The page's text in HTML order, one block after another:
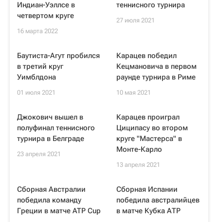
Индиан-Уэллсе в
четвертом круге
16 марта 2022
теннисного турнира
27 июля 2021
Баутиста-Агут пробился
в третий круг
Уимблдона
01 июля 2021
Карацев победил
Кецмановича в первом
раунде турнира в Риме
10 мая 2021
Джокович вышел в
полуфинал теннисного
турнира в Белграде
23 апреля 2021
Карацев проиграл
Циципасу во втором
круге "Мастерса" в
Монте-Карло
13 апреля 2021
Сборная Австралии
победила команду
Греции в матче ATP Cup
Сборная Испании
победила австралийцев
в матче Кубка АТР